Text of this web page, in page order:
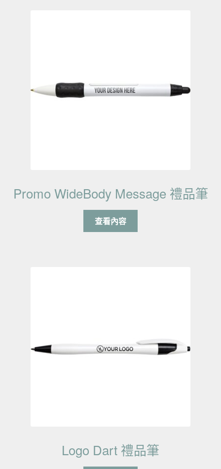
Promo WideBody Message 禮品筆
查看內容
Logo Dart 禮品筆